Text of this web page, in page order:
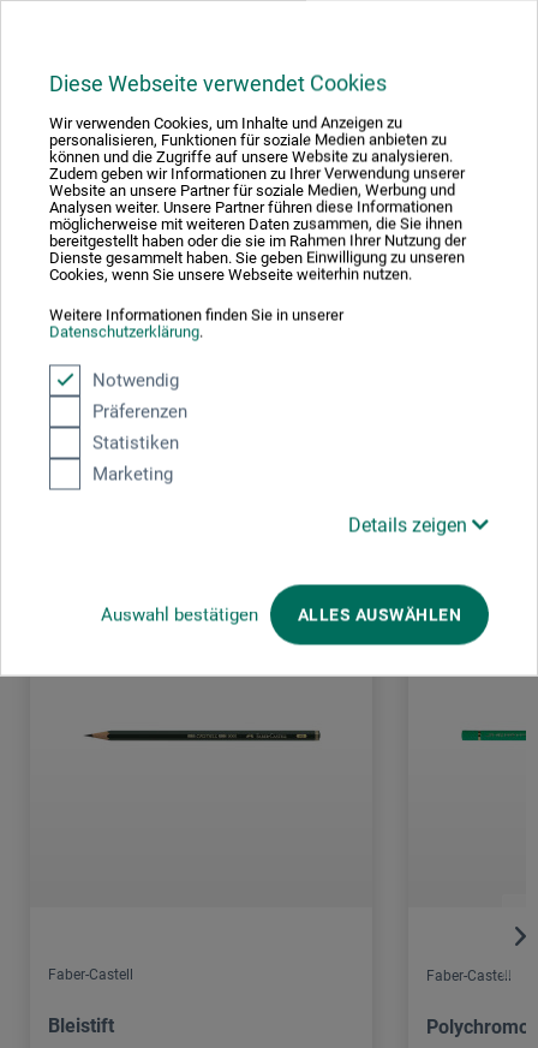
Diese Webseite verwendet Cookies
Wir verwenden Cookies, um Inhalte und Anzeigen zu
personalisieren, Funktionen für soziale Medien anbieten zu
können und die Zugriffe auf unsere Website zu analysieren.
Zudem geben wir Informationen zu Ihrer Verwendung unserer
Website an unsere Partner für soziale Medien, Werbung und
Analysen weiter. Unsere Partner führen diese Informationen
möglicherweise mit weiteren Daten zusammen, die Sie ihnen
bereitgestellt haben oder die sie im Rahmen Ihrer Nutzung der
Dienste gesammelt haben. Sie geben Einwilligung zu unseren
Cookies, wenn Sie unsere Webseite weiterhin nutzen.
Weitere Informationen finden Sie in unserer
Datenschutzerklärung.
Notwendig
Präferenzen
Statistiken
Marketing
Details zeigen
Auswahl bestätigen ALLES AUSWÄHLEN
Hersteller-Kontakt
Hier finden Sie die Kontaktdaten des Herstellers zu
boesner GmbH distribution + logistics
Liegnitzer Str. 17
58454 Witten
info.dl@boesner.com
Kunden kauften auch
Faber-Castell
Bleistift
Faber-Castell